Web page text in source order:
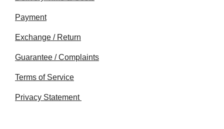
Payment
Exchange / Return
Guarantee / Complaints
Terms of Service
Privacy Statement